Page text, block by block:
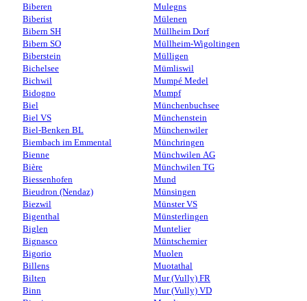
Biberen
Biberist
Bibern SH
Bibern SO
Biberstein
Bichelsee
Bichwil
Bidogno
Biel
Biel VS
Biel-Benken BL
Biembach im Emmental
Bienne
Bière
Biessenhofen
Bieudron (Nendaz)
Biezwil
Bigenthal
Biglen
Bignasco
Bigorio
Billens
Bilten
Binn
Mulegns
Mülenen
Müllheim Dorf
Müllheim-Wigoltingen
Mülligen
Mümliswil
Mumpé Medel
Mumpf
Münchenbuchsee
Münchenstein
Münchenwiler
Münchringen
Münchwilen AG
Münchwilen TG
Mund
Münsingen
Münster VS
Münsterlingen
Muntelier
Müntschemier
Muolen
Muotathal
Mur (Vully) FR
Mur (Vully) VD